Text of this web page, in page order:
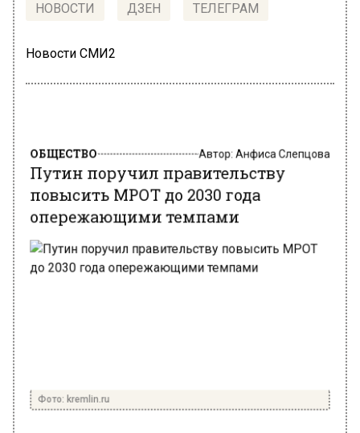
НОВОСТИ ДЗЕН ТЕЛЕГРАМ
Новости СМИ2
Путин поручил правительству
повысить МРОТ до 2030 года
опережающими темпами